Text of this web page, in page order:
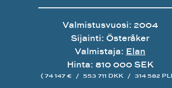
Valmistusvuosi: 2004
Sijainti: Österåker
Valmistaja: Elan
Hinta: 810 000 SEK
( 74 147 € / 553 711 DKK / 314 582